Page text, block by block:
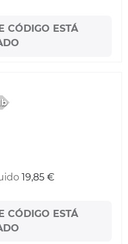
CÓDIGO ESTÁ
19,85 €
CÓDIGO ESTÁ